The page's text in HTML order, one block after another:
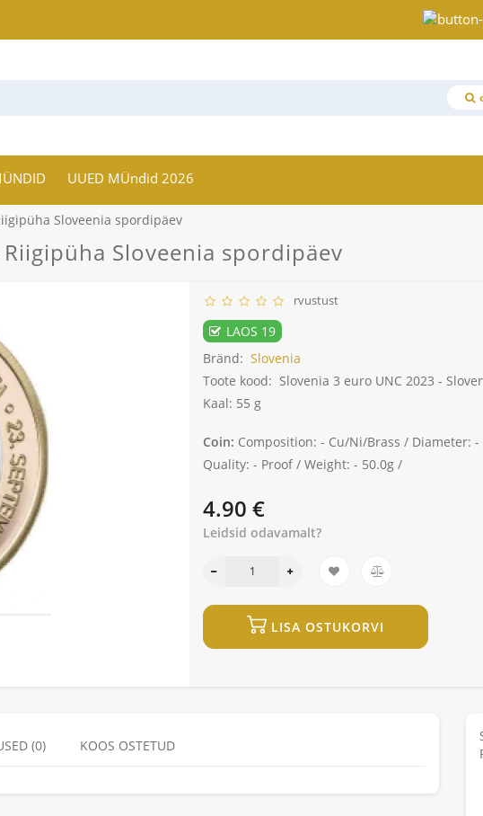
UUED MÜndid 2026
Sloveenia spordipäev
Sloveenia spordipäev
rvustust
LAOS 19
Bränd: Slovenia
Toote kood: Slovenia 3 euro UNC 2023 -
Kaal: 55 g
Coin: Composition: - Cu/Ni/Brass / Diameter: -
Quality: - Proof / Weight: - 50.0g /
4.90 €
Leidsid odavamalt?
LISA OSTUKORVI
(0) KOOS OSTETUD